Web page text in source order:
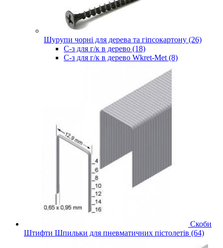
Шурупи чорні для дерева та гіпсокартону (26)
С-з для г/к в дерево (18)
С-з для г/к в дерево Wkret-Met (8)
Скоби
Штифти Шпильки для пневматичних пістолетів (64)